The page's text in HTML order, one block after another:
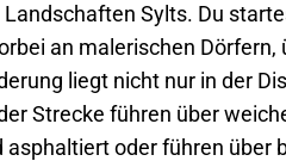
Sylts. Du
an malerischen
liegt nicht nur in der
Strecke führen über
oder führen über